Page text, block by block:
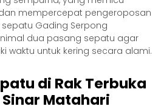
mempercepat pengeroposan
Gading Serpong
dua pasang sepatu agar
waktu untuk kering secara alami.
di Rak Terbuka
Matahari